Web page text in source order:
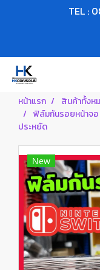
TEL :
หน้าแรก สินค้าทั้งห
ฟิล์มกันรอยหน้าจ
ประหยัด
New